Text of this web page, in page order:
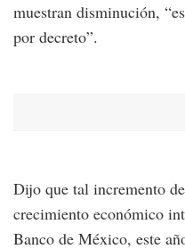
muestran disminución,
por decreto”.
Dijo que tal incremento
crecimiento económico
Banco de México, este